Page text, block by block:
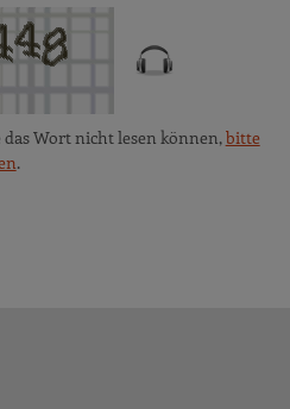
das Wort nicht lesen können,bitte
.